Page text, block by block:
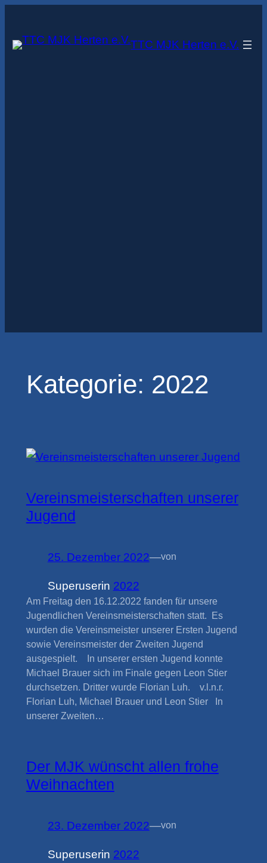
springen
TTC MJK Herten e.V.
Kategorie: 2022
Vereinsmeisterschaften unserer
Jugend
25. Dezember 2022—von
Superuserin 2022
Am Freitag den 16.12.2022 fanden für unsere
Jugendlichen Vereinsmeisterschaften statt. Es
wurden die Vereinsmeister unserer Ersten Jugend
sowie Vereinsmeister der Zweiten Jugend
ausgespielt. In unserer ersten Jugend konnte
Michael Brauer sich im Finale gegen Leon Stier
durchsetzen. Dritter wurde Florian Luh. v.l.n.r.
Florian Luh, Michael Brauer und Leon Stier In
unserer Zweiten…
Der MJK wünscht allen frohe
Weihnachten
23. Dezember 2022—von
Superuserin 2022